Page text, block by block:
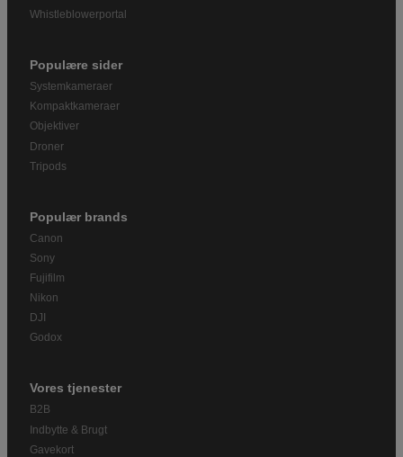
Whistleblowerportal
Populære sider
Systemkameraer
Kompaktkameraer
Objektiver
Droner
Tripods
Populær brands
Canon
Sony
Fujifilm
Nikon
DJI
Godox
Vores tjenester
B2B
Indbytte & Brugt
Gavekort